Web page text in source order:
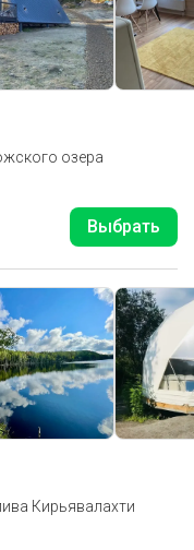
озера
Выбрать
Кирьявалахти